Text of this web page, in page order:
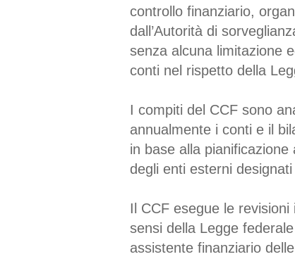
controllo finanziario,
dall’Autorità di
senza alcuna limitazione
conti nel rispetto della
I compiti del CCF sono
annualmente i conti e il
in base alla
degli enti esterni
Il CCF esegue le
sensi della Legge
assistente finanziario